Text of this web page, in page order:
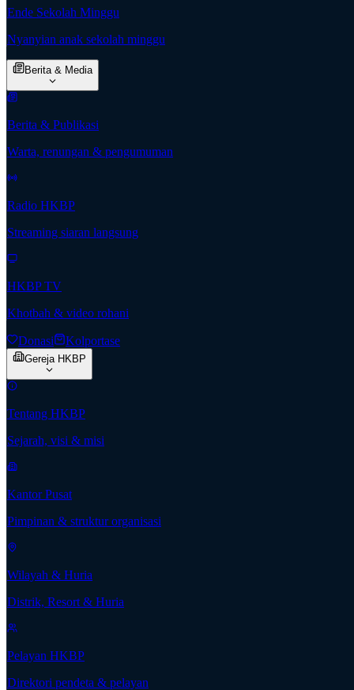
Ende Sekolah Minggu
Nyanyian anak sekolah minggu
Berita & Media
Berita & Publikasi
Warta, renungan & pengumuman
Radio HKBP
Streaming siaran langsung
HKBP TV
Khotbah & video rohani
Donasi Kolportase
Gereja HKBP
Tentang HKBP
Sejarah, visi & misi
Kantor Pusat
Pimpinan & struktur organisasi
Wilayah & Huria
Distrik, Resort & Huria
Pelayan HKBP
Direktori pendeta & pelayan